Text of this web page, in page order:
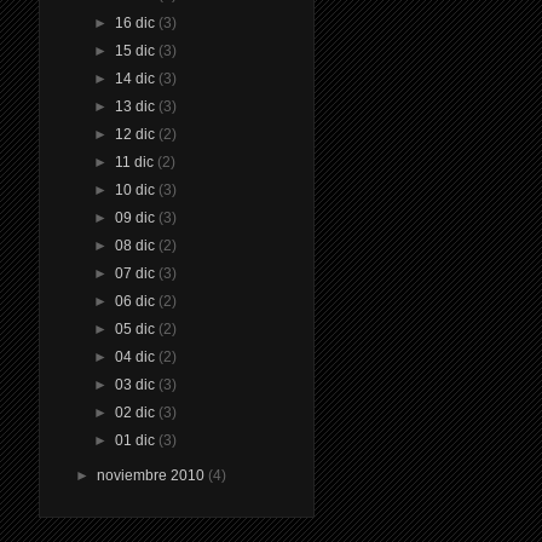
► 16 dic (3)
► 15 dic (3)
► 14 dic (3)
► 13 dic (3)
► 12 dic (2)
► 11 dic (2)
► 10 dic (3)
► 09 dic (3)
► 08 dic (2)
► 07 dic (3)
► 06 dic (2)
► 05 dic (2)
► 04 dic (2)
► 03 dic (3)
► 02 dic (3)
► 01 dic (3)
►noviembre 2010 (4)